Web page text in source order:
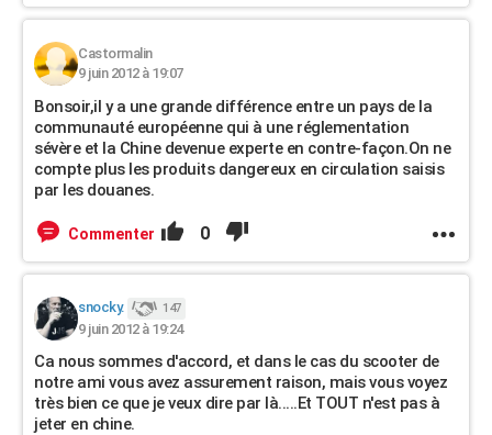
Castormalin
9 juin 2012 à 19:07
Bonsoir,il y a une grande différence entre un pays de la
communauté européenne qui à une réglementation
sévère et la Chine devenue experte en contre-façon.On ne
compte plus les produits dangereux en circulation saisis
par les douanes.
Commenter 0
snocky. 147
9 juin 2012 à 19:24
Ca nous sommes d'accord, et dans le cas du scooter de
notre ami vous avez assurement raison, mais vous voyez
très bien ce que je veux dire par là.....Et TOUT n'est pas à
jeter en chine.